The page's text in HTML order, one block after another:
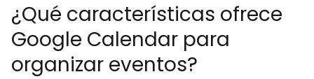
¿Qué características ofrece
Google Calendar para
organizar eventos?